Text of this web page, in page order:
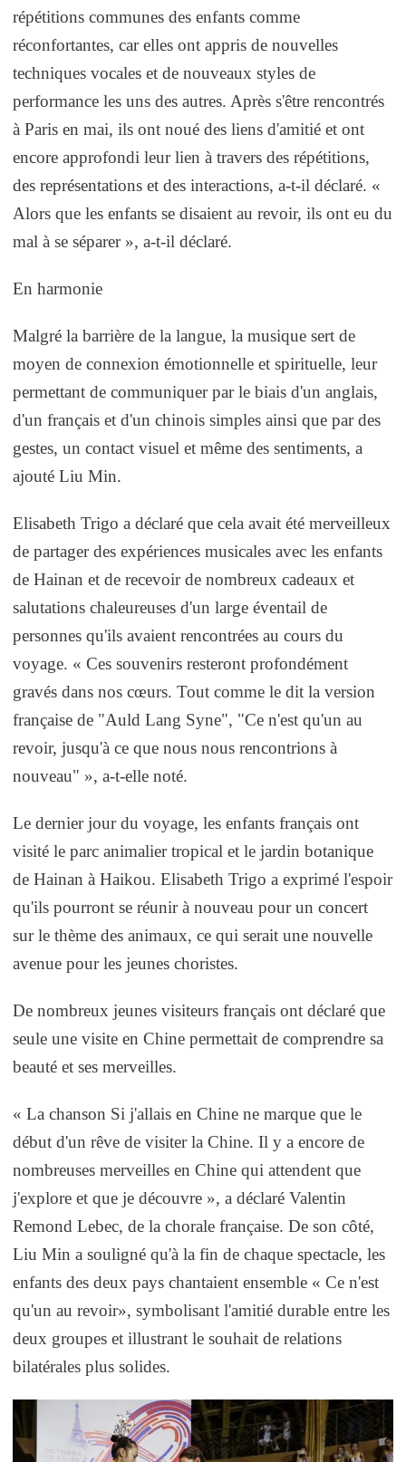
répétitions communes des enfants comme
réconfortantes, car elles ont appris de nouvelles
techniques vocales et de nouveaux styles de
performance les uns des autres. Après s'être rencontrés
à Paris en mai, ils ont noué des liens d'amitié et ont
encore approfondi leur lien à travers des répétitions,
des représentations et des interactions, a-t-il déclaré. «
Alors que les enfants se disaient au revoir, ils ont eu du
mal à se séparer », a-t-il déclaré.
En harmonie
Malgré la barrière de la langue, la musique sert de
moyen de connexion émotionnelle et spirituelle, leur
permettant de communiquer par le biais d'un anglais,
d'un français et d'un chinois simples ainsi que par des
gestes, un contact visuel et même des sentiments, a
ajouté Liu Min.
Elisabeth Trigo a déclaré que cela avait été merveilleux
de partager des expériences musicales avec les enfants
de Hainan et de recevoir de nombreux cadeaux et
salutations chaleureuses d'un large éventail de
personnes qu'ils avaient rencontrées au cours du
voyage. « Ces souvenirs resteront profondément
gravés dans nos cœurs. Tout comme le dit la version
française de "Auld Lang Syne", "Ce n'est qu'un au
revoir, jusqu'à ce que nous nous rencontrions à
nouveau" », a-t-elle noté.
Le dernier jour du voyage, les enfants français ont
visité le parc animalier tropical et le jardin botanique
de Hainan à Haikou. Elisabeth Trigo a exprimé l'espoir
qu'ils pourront se réunir à nouveau pour un concert
sur le thème des animaux, ce qui serait une nouvelle
avenue pour les jeunes choristes.
De nombreux jeunes visiteurs français ont déclaré que
seule une visite en Chine permettait de comprendre sa
beauté et ses merveilles.
« La chanson Si j'allais en Chine ne marque que le
début d'un rêve de visiter la Chine. Il y a encore de
nombreuses merveilles en Chine qui attendent que
j'explore et que je découvre », a déclaré Valentin
Remond Lebec, de la chorale française. De son côté,
Liu Min a souligné qu'à la fin de chaque spectacle, les
enfants des deux pays chantaient ensemble « Ce n'est
qu'un au revoir», symbolisant l'amitié durable entre les
deux groupes et illustrant le souhait de relations
bilatérales plus solides.